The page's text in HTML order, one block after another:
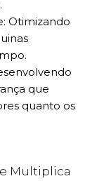
Otimizando
que
quanto os
Multiplica